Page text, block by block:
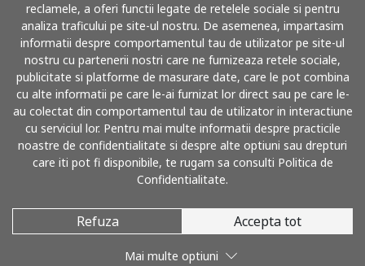
reclamele, a oferi functii legate de retelele sociale si pentru
analiza traficului pe site-ul nostru. De asemenea, impartasim
informatii despre comportamentul tau de utilizator pe site-ul
nostru cu partenerii nostri care ne furnizeaza retele sociale,
publicitate si platforme de masurare date, care le pot combina
cu alte informatii pe care le-ai furnizat lor direct sau pe care le-
au colectat din comportamentul tau de utilizator in interactiune
cu serviciul lor. Pentru mai multe informatii despre practicile
noastre de confidentialitate si despre alte optiuni sau drepturi
care iti pot fi disponibile, te rugam sa consulti Politica de
Confidentialitate.
Refuza Accepta tot
Mai multe optiuni
Cumpara
Cum functioneaza
Poti plati cu
© 2026 SunaRomania